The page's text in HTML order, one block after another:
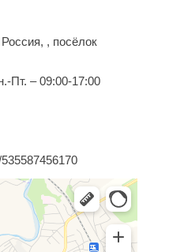
Россия, , посёлок
Пт. – 09:00-17:00